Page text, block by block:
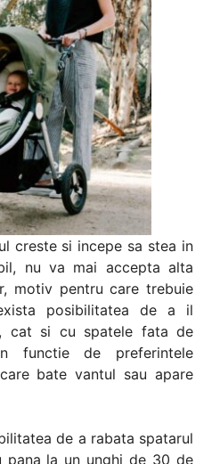
creste si incepe sa stea in
nu va mai accepta alta
motiv pentru care trebuie
posibilitatea de a il
cat si cu spatele fata de
functie de preferintele
bate vantul sau apare
de a rabata spatarul
pana la un unghi de 30 de